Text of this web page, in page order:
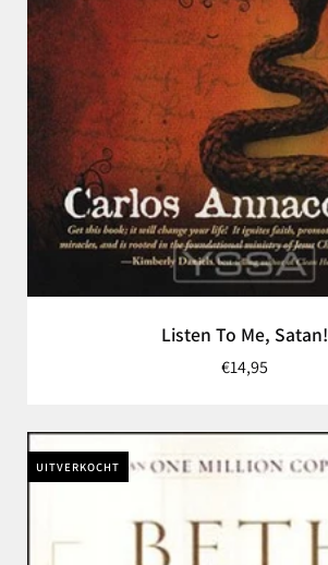
Listen To Me, Satan!
€14,95
UITVERKOCHT